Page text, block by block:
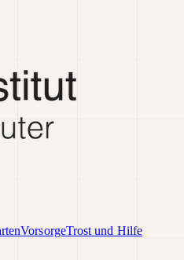
VorsorgeTrost und Hilfe